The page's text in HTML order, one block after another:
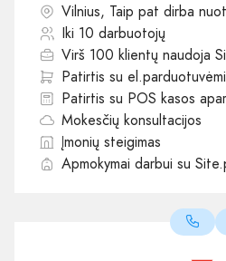
Vilnius, Taip pat dirba
Iki 10 darbuotojų
Virš 100 klientų naudoja
Patirtis su
Patirtis su POS kasos
Mokesčių konsultacijos
Įmonių steigimas
Apmokymai darbui su